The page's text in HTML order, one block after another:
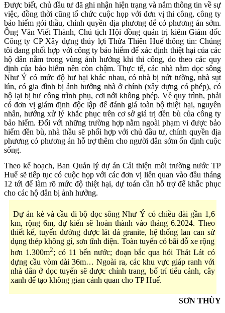
Được biết, chủ đầu tư đã ghi nhận hiện trạng và nắm thông tin về sự
việc, đồng thời cũng tổ chức cuộc họp với đơn vị thi công, công ty
bảo hiểm gói thầu, chính quyền địa phương để có phương án sớm.
Ông Văn Viết Thành, Chủ tịch Hội đồng quản trị kiêm Giám đốc
Công ty CP Xây dựng thủy lợi Thừa Thiên Huế thông tin: Chúng
tôi đang phối hợp với công ty bảo hiểm để xác định thiệt hại của các
hộ dân nằm trong vùng ảnh hưởng khi thi công, do theo các quy
định của bảo hiểm nên còn chậm. Thực tế, các nhà nằm dọc sông
Như Ý có mức độ hư hại khác nhau, có nhà bị nứt tường, nhà sụt
lún, có gia đình bị ảnh hưởng nhà ở chính (xây dựng có phép), có
hộ lại bị hư công trình phụ, cơi nới không phép. Về quy trình, phải
có đơn vị giám định độc lập để đánh giá toàn bộ thiệt hại, nguyên
nhân, hướng xử lý khắc phục trên cơ sở giá trị đền bù của công ty
bảo hiểm. Đối với những trường hợp nằm ngoài phạm vi được bảo
hiểm đền bù, nhà thầu sẽ phối hợp với chủ đầu tư, chính quyền địa
phương có phương án hỗ trợ thêm cho người dân sớm ổn định cuộc
sống.
Theo kế hoạch, Ban Quản lý dự án Cải thiện môi trường nước TP
Huế sẽ tiếp tục có cuộc họp với các đơn vị liên quan vào đầu tháng
12 tới để làm rõ mức độ thiệt hại, dự toán cần hỗ trợ để khắc phục
cho các hộ dân bị ảnh hưởng.
Dự án kè và cầu đi bộ dọc sông Như Ý có chiều dài gần 1,6
km, rộng 6m, dự kiến sẽ hoàn thành vào tháng 6.2024. Theo
thiết kế, tuyến đường được lát đá granite, hệ thống lan can sử
dụng thép không gỉ, sơn tĩnh điện. Toàn tuyến có bãi đỗ xe rộng
hơn 1.300m2; có 11 bến nước; đoạn bắc qua hói Thát Lát có
dựng cầu vòm dài 36m… Ngoài ra, các khu vực giáp ranh với
nhà dân ở dọc tuyến sẽ được chỉnh trang, bố trí tiểu cảnh, cây
xanh để tạo không gian cảnh quan cho TP Huế.
SƠN THÙY